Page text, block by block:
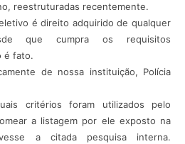
reestruturadas recentemente.
é direito adquirido de qualquer
que cumpra os requisitos
é fato.
de nossa instituição, Polícia
critérios foram utilizados pelo
a listagem por ele exposto na
a citada pesquisa interna.